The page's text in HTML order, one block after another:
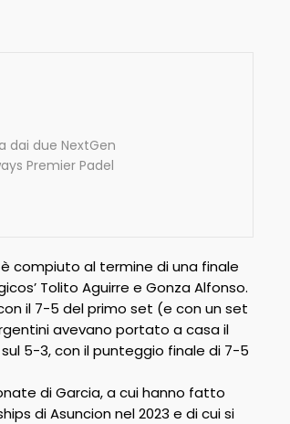
dai due NextGen
Premier Padel
compiuto al termine di una finale
Tolito Aguirre e Gonza Alfonso.
il 7-5 del primo set (e con un set
avevano portato a casa il
5-3, con il punteggio finale di 7-5
di Garcia, a cui hanno fatto
di Asuncion nel 2023 e di cui si